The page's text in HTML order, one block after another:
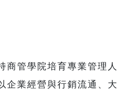
商管學院培育專業管理人
企業經營與行銷流通、大